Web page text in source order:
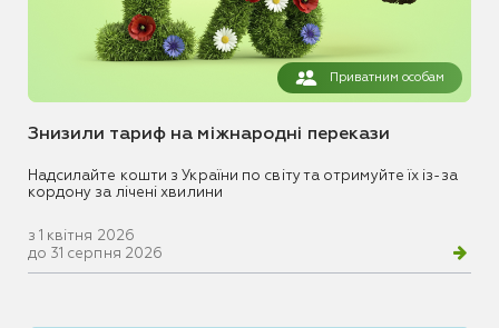
Приватним особам
Знизили тариф на міжнародні перекази
Надсилайте кошти з України по світу та отримуйте їх із-за
кордону за лічені хвилини
з 1 квітня 2026
до 31 серпня 2026